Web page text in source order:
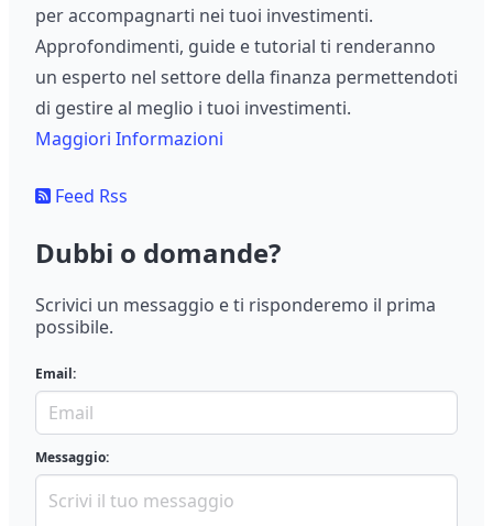
per accompagnarti nei tuoi investimenti.
Approfondimenti, guide e tutorial ti renderanno
un esperto nel settore della finanza permettendoti
di gestire al meglio i tuoi investimenti.
Maggiori Informazioni
Feed Rss
Dubbi o domande?
Scrivici un messaggio e ti risponderemo il prima
possibile.
Email:
Messaggio: